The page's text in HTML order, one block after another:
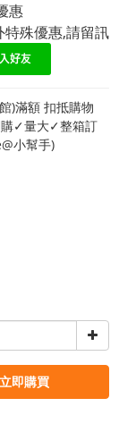
惠
殊優惠,請留訊
)滿額 扣抵購物
✓量大✓整箱訂
小幫手)
立即購買